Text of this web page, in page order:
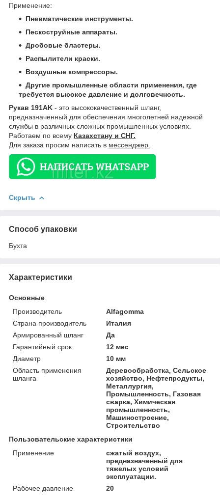
Применение:
Пневматические инструменты.
Пескоструйные аппараты.
Дробовые бластеры.
Распылители краски.
Воздушные компрессоры.
Другие промышленные области применения, где
требуется высокое давление и долговечность.
Рукав 191AK - это высококачественный шланг,
предназначенный для обеспечения многолетней надежной
службы в различных сложных промышленных условиях.
Работаем по всему Казахстану и СНГ.
Для заказа просим написать в мессенджер.
Скрыть
Способ упаковки
Бухта
Характеристики
Основные
Производитель
Alfagomma
Страна производитель
Италия
Армированный шланг
Да
Гарантийный срок
12 мес
Диаметр
10 мм
Область применения
шланга
Деревообработка, Сельское
хозяйство, Нефтепродукты,
Металлургия,
Промышленность, Газовая
сварка, Химическая
промышленность,
Машиностроение,
Строительство
Пользовательские характеристики
Применение
сжатый воздух,
предназначенный для
тяжелых условий
эксплуатации.
Рабочее давление
20